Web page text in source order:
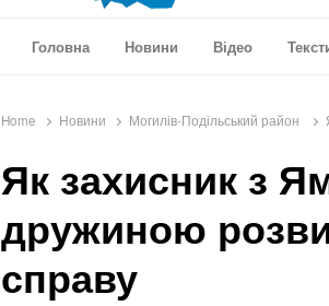
Головна
Новини Відео
Home Новини Могилів-Подільський район
Як захисник з
дружиною
справу